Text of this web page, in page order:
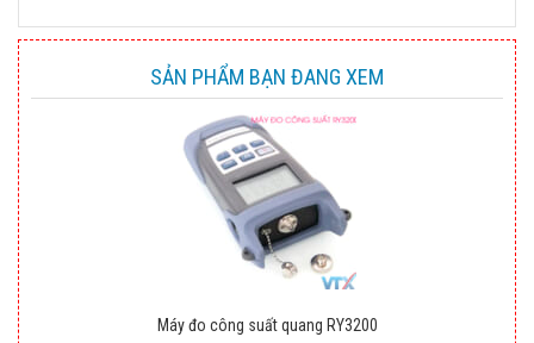
SẢN PHẨM BẠN ĐANG XEM
Máy đo công suất quang RY3200